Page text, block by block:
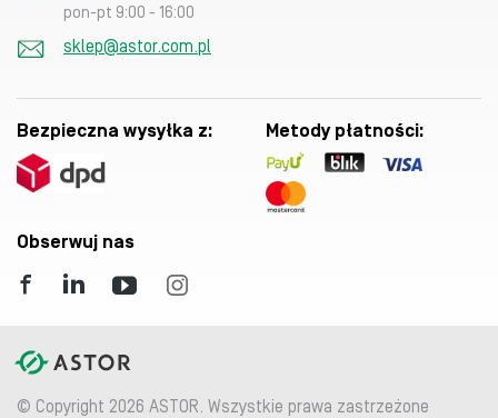
pon-pt 9:00 - 16:00
sklep@astor.com.pl
Bezpieczna wysyłka z: Metody płatności:
Obserwuj nas
© Copyright 2026 ASTOR. Wszystkie prawa zastrzeżone